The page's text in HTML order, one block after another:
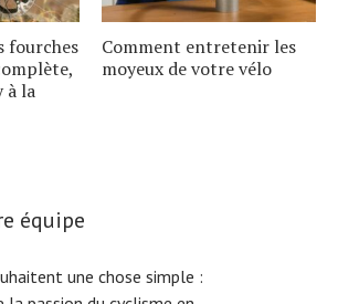
fourches
à la
Comment entretenir les
moyeux de votre vélo
équipe
une chose simple :